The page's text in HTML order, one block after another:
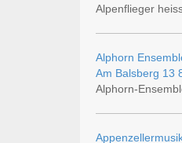
Alpenflieger
Alphorn
Am Balsberg 13
Alphorn-